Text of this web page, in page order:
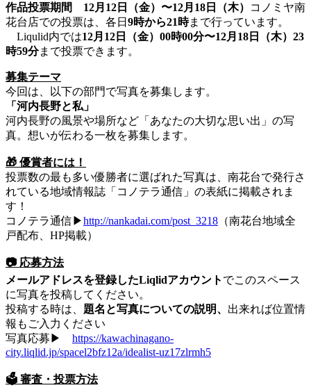
作品投票期間 12月12日（金）〜12月18日（木）
コノミヤ南
花台店での投票は、各日 9時から21時まで行っています。
Liqulid内では12月12日（金）00時00分〜12月18日（木）23
時59分まで投票できます。
募集テーマ
​今回は、以下の部門で写真を募集します。
​「河内長野と私」
​河内長野の風景や場所など「あなたの大切な思い出」の写
真。想いが伝わる一枚を募集します。
🎁 優賞者には！
​投票数の最も多い優勝者に選ばれた写真は、南花台で発行さ
れている地域情報誌「コノテラ通信」の表紙に掲載されま
す！
コノテラ通信▶︎http://nankadai.com/post_3218 （南花台地域全
戸配布、HP掲載）
📷 応募方法
メールアドレスを登録したLiqlidアカウント でこのスペース
に写真を投稿してください。
投稿する時は、 題名と写真についての説明、 出来れば位置情
報もご入力ください
写真応募▶︎ https://kawachinagano-
city.liqlid.jp/spacel2bfz12a/idealist-uz17zlrmh5
🗳️ 審査・投票方法